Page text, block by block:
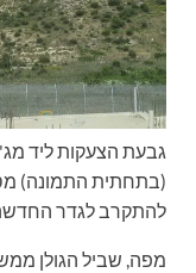
גבעת הצעקות ליד
(בתחתית התמונה)
להתקרב לגדר
מפה, שביל הגולן